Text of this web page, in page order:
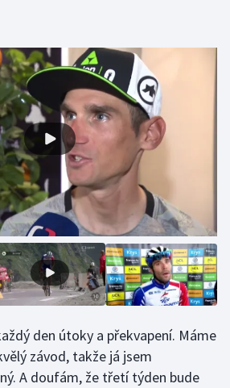
den útoky a překvapení. Máme
závod, takže já jsem
A doufám, že třetí týden bude